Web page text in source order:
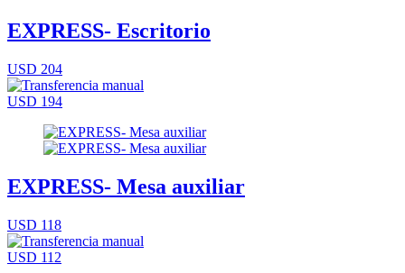
EXPRESS- Escritorio
USD 204
USD 194
EXPRESS- Mesa auxiliar
USD 118
USD 112